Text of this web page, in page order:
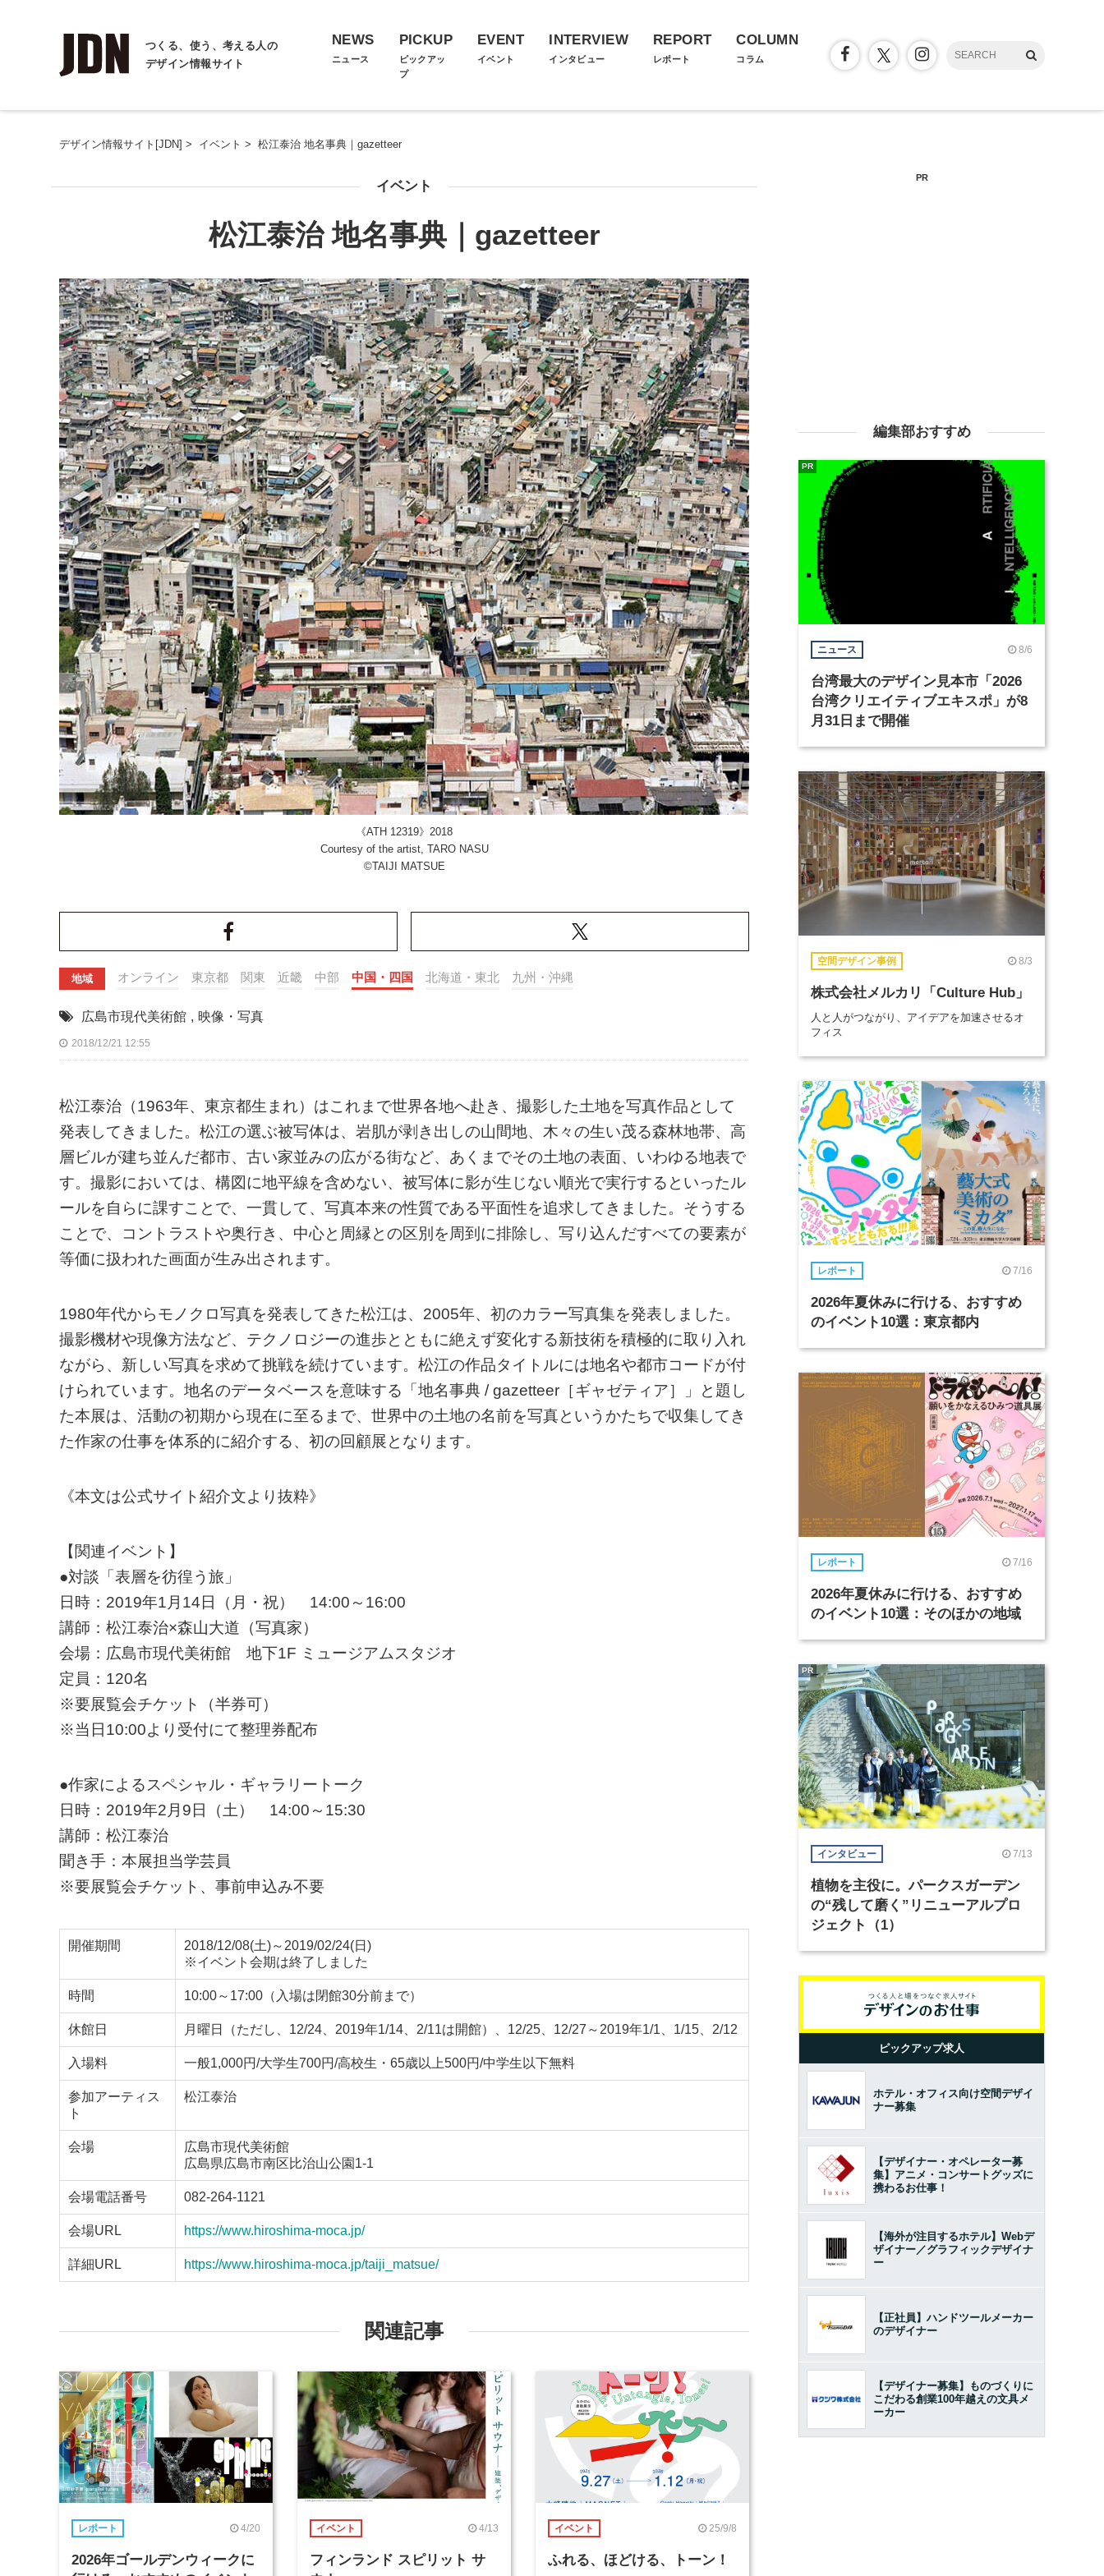
つくる、使う、考える人の
デザイン情報サイト
NEWS
ニュース
PICKUP
ピックアッ
プ
EVENT
イベント
INTERVIEW
インタビュー
REPORT
レポート
COLUMN
コラム
デザイン情報サイト[JDN] > イベント > 松江泰治 地名事典｜gazetteer
イベント
松江泰治 地名事典｜gazetteer
《ATH 12319》2018
Courtesy of the artist, TARO NASU
©TAIJI MATSUE
地域 オンライン 東京都 関東 近畿 中部 中国・四国 北海道・東北 九州・沖縄
広島市現代美術館 , 映像・写真
2018/12/21 12:55
松江泰治（1963年、東京都生まれ）はこれまで世界各地へ赴き、撮影した土地を写真作品として
発表してきました。松江の選ぶ被写体は、岩肌が剥き出しの山間地、木々の生い茂る森林地帯、高
層ビルが建ち並んだ都市、古い家並みの広がる街など、あくまでその土地の表面、いわゆる地表で
す。撮影においては、構図に地平線を含めない、被写体に影が生じない順光で実行するといったル
ールを自らに課すことで、一貫して、写真本来の性質である平面性を追求してきました。そうする
ことで、コントラストや奥行き、中心と周縁との区別を周到に排除し、写り込んだすべての要素が
等価に扱われた画面が生み出されます。
1980年代からモノクロ写真を発表してきた松江は、2005年、初のカラー写真集を発表しました。
撮影機材や現像方法など、テクノロジーの進歩とともに絶えず変化する新技術を積極的に取り入れ
ながら、新しい写真を求めて挑戦を続けています。松江の作品タイトルには地名や都市コードが付
けられています。地名のデータベースを意味する「地名事典 / gazetteer［ギャゼティア］」と題し
た本展は、活動の初期から現在に至るまで、世界中の土地の名前を写真というかたちで収集してき
た作家の仕事を体系的に紹介する、初の回顧展となります。
《本文は公式サイト紹介文より抜粋》
【関連イベント】
●対談「表層を彷徨う旅」
日時：2019年1月14日（月・祝） 14:00～16:00
講師：松江泰治×森山大道（写真家）
会場：広島市現代美術館 地下1F ミュージアムスタジオ
定員：120名
※要展覧会チケット（半券可）
※当日10:00より受付にて整理券配布
●作家によるスペシャル・ギャラリートーク
日時：2019年2月9日（土） 14:00～15:30
講師：松江泰治
聞き手：本展担当学芸員
※要展覧会チケット、事前申込み不要
開催期間
2018/12/08(土)～2019/02/24(日)
※イベント会期は終了しました
時間 10:00～17:00（入場は閉館30分前まで）
休館日 月曜日（ただし、12/24、2019年1/14、2/11は開館）、12/25、12/27～2019年1/1、1/15、2/12
入場料 一般1,000円/大学生700円/高校生・65歳以上500円/中学生以下無料
参加アーティス
ト
松江泰治
会場
広島市現代美術館
広島県広島市南区比治山公園1-1
会場電話番号 082-264-1121
会場URL https://www.hiroshima-moca.jp/
詳細URL https://www.hiroshima-moca.jp/taiji_matsue/
関連記事
レポート 4/20
2026年ゴールデンウィークに
イベント 4/13
フィンランド スピリット サ
イベント 25/9/8
ふれる、ほどける、トーン！
PR
編集部おすすめ
ニュース 8/6
台湾最大のデザイン見本市「2026
台湾クリエイティブエキスポ」が8
月31日まで開催
PR
空間デザイン事例 8/3
株式会社メルカリ「Culture Hub」
人と人がつながり、アイデアを加速させるオ
フィス
レポート 7/16
2026年夏休みに行ける、おすすめ
のイベント10選：東京都内
レポート 7/16
2026年夏休みに行ける、おすすめ
のイベント10選：そのほかの地域
インタビュー 7/13
植物を主役に。パークスガーデン
の“残して磨く”リニューアルプロ
ジェクト（1）
PR
ピックアップ求人
ホテル・オフィス向け空間デザイ
ナー募集
【デザイナー・オペレーター募
集】アニメ・コンサートグッズに
携わるお仕事！
【海外が注目するホテル】Webデ
ザイナー／グラフィックデザイナ
ー
【正社員】ハンドツールメーカー
のデザイナー
【デザイナー募集】ものづくりに
こだわる創業100年越えの文具メ
ーカー